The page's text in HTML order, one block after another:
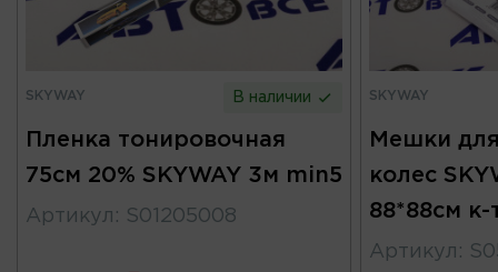
SKYWAY В наличии
Пленка тонировочная
75см 20% SKYWAY 3м min5
Артикул : S01205008
SKYWAY
Мешки
колес
88*88см к-
Артикул :